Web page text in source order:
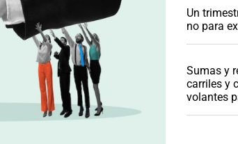
Un
no para
Sumas y
carriles y
volantes